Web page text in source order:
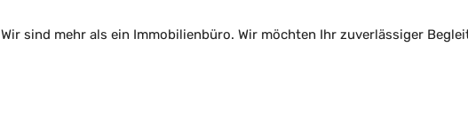
Wir sind mehr als ein Immobilienbüro. Wir möchten Ihr zuverlässiger